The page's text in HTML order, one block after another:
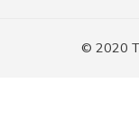
© 2020